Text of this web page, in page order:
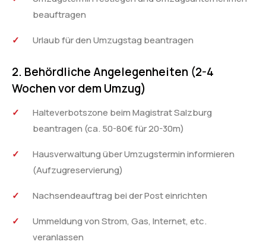
beauftragen
Urlaub für den Umzugstag beantragen
2. Behördliche Angelegenheiten (2-4
Wochen vor dem Umzug)
Halteverbotszone beim Magistrat Salzburg
beantragen (ca. 50-80€ für 20-30m)
Hausverwaltung über Umzugstermin informieren
(Aufzugreservierung)
Nachsendeauftrag bei der Post einrichten
Ummeldung von Strom, Gas, Internet, etc.
veranlassen